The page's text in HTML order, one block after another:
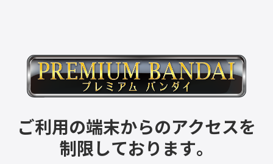
ご利用の端末からのアクセスを
制限しております。